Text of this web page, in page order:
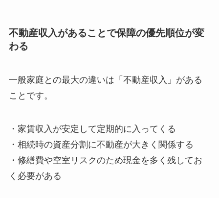
不動産収入があることで保障の優先順位が変
わる
一般家庭との最大の違いは「不動産収入」がある
ことです。
・家賃収入が安定して定期的に入ってくる
・相続時の資産分割に不動産が大きく関係する
・修繕費や空室リスクのため現金を多く残してお
く必要がある